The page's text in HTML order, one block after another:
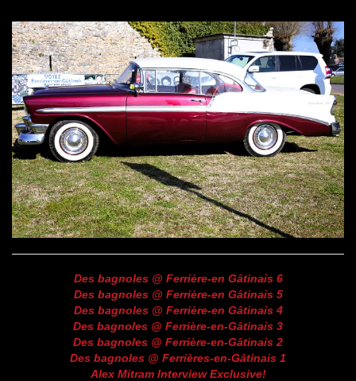
Des bagnoles @ Ferrière-en Gâtinais 6
Des bagnoles @ Ferrière-en Gâtinais 5
Des bagnoles @ Ferrière-en Gâtinais 4
Des bagnoles @ Ferrière-en-Gâtinais 3
Des bagnoles @ Ferrière-en-Gâtinais 2
Des bagnoles @ Ferrières-en-Gâtinais 1
Alex Mitram Interview Exclusive!